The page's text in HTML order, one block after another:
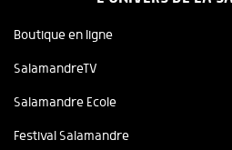
Boutique en ligne
SalamandreTV
Salamandre Ecole
Festival Salamandre